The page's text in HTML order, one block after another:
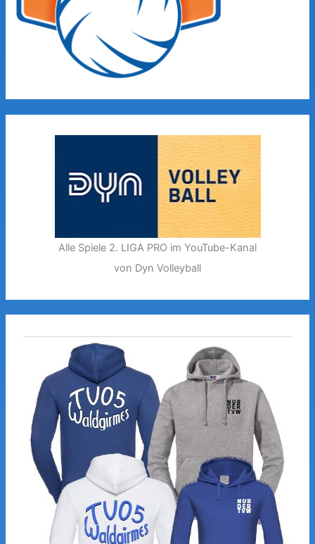
Alle Spiele 2. LIGA PRO im YouTube-Kanal
von Dyn Volleyball